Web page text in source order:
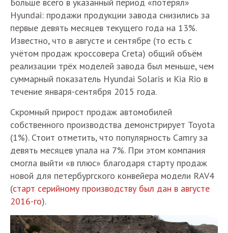
Hyundai: продажи продукции завода снизились за
первые девять месяцев текущего года на 13%.
Известно, что в августе и сентябре (то есть с
учётом продаж кроссовера Creta) общий объём
реализации трёх моделей завода был меньше, чем
суммарный показатель Hyundai Solaris и Kia Rio в
течение января-сентября 2015 года.
Скромный прирост продаж автомобилей
собственного производства демонстрирует Toyota
(1%). Стоит отметить, что популярность Camry за
девять месяцев упала на 7%. При этом компания
смогла выйти «в плюс» благодаря старту продаж
новой для петербургского конвейера модели RAV4
(старт серийному производству был дан в августе
2016-го).